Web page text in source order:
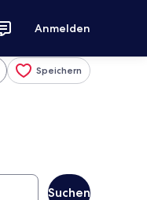
Anmelden
Speichern
Suchen